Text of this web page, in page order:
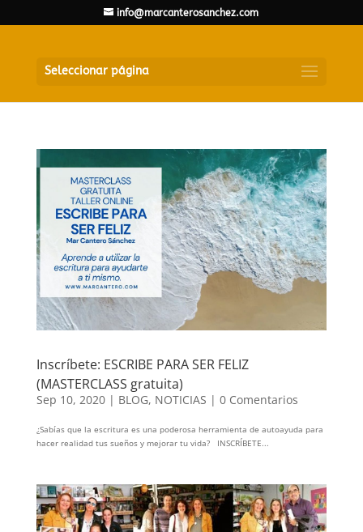
info@marcanterosanchez.com
Seleccionar página
Inscríbete: ESCRIBE PARA SER FELIZ
(MASTERCLASS gratuita)
Sep 10, 2020| BLOG, NOTICIAS | 0 Comentarios
¿Sabías que la escritura es una poderosa herramienta de autoayuda para
hacer realidad tus sueños y mejorar tu vida? INSCRÍBETE...